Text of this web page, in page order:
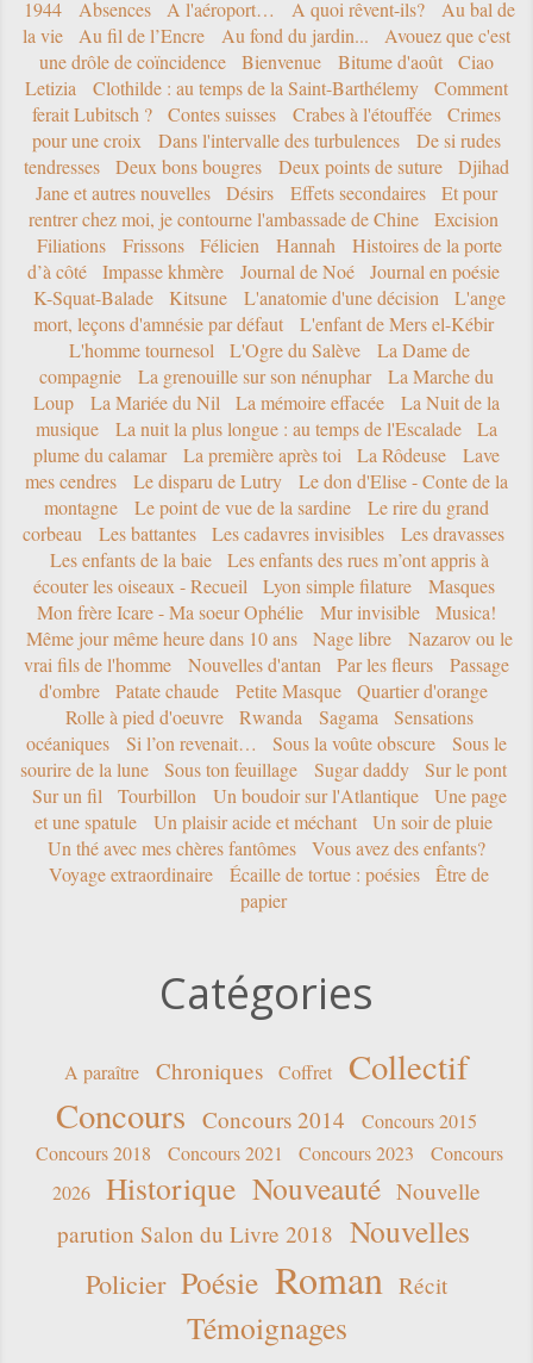
1944 Absences A l'aéroport… A quoi rêvent-ils?
Au bal de
la vie
Au fil de l’Encre Au fond du jardin...
Avouez que c'est
une drôle de coïncidence
Bienvenue Bitume d'août
Ciao
Letizia
Clothilde : au temps de la Saint-Barthélemy
Comment
ferait Lubitsch ?
Contes suisses Crabes à l'étouffée
Crimes
pour une croix
Dans l'intervalle des turbulences
De si rudes
tendresses
Deux bons bougres Deux points de suture
Djihad
Jane et autres nouvelles
Désirs Effets secondaires
Et pour
rentrer chez moi, je contourne l'ambassade de Chine
Excision
Filiations
Frissons Félicien Hannah
Histoires de la porte
d’à côté
Impasse khmère Journal de Noé
Journal en poésie
K-Squat-Balade
Kitsune L'anatomie d'une décision
L'ange
mort, leçons d'amnésie par défaut
L'enfant de Mers el-Kébir
L'homme tournesol
L'Ogre du Salève
La Dame de
compagnie
La grenouille sur son nénuphar
La Marche du
Loup
La Mariée du Nil La mémoire effacée
La Nuit de la
musique
La nuit la plus longue : au temps de l'Escalade
La
plume du calamar
La première après toi La Rôdeuse
Lave
mes cendres
Le disparu de Lutry
Le don d'Elise - Conte de la
montagne
Le point de vue de la sardine
Le rire du grand
corbeau
Les battantes Les cadavres invisibles
Les dravasses
Les enfants de la baie
Les enfants des rues m’ont appris à
écouter les oiseaux - Recueil
Lyon simple filature
Masques
Mon frère Icare - Ma soeur Ophélie
Mur invisible
Musica!
Même jour même heure dans 10 ans
Nage libre
Nazarov ou le
vrai fils de l'homme
Nouvelles d'antan Par les fleurs
Passage
d'ombre
Patate chaude Petite Masque
Quartier d'orange
Rolle à pied d'oeuvre
Rwanda Sagama
Sensations
océaniques
Si l’on revenait… Sous la voûte obscure
Sous le
sourire de la lune
Sous ton feuillage Sugar daddy
Sur le pont
Sur un fil
Tourbillon Un boudoir sur l'Atlantique
Une page
et une spatule
Un plaisir acide et méchant
Un soir de pluie
Un thé avec mes chères fantômes
Vous avez des enfants?
Voyage extraordinaire
Écaille de tortue : poésies
Être de
papier
Catégories
A paraître Chroniques Coffret
Collectif
Concours Concours 2014
Concours 2015
Concours 2018
Concours 2021 Concours 2023
Concours
2026
Historique Nouveauté Nouvelle
parution Salon du Livre 2018 Nouvelles
Policier Poésie Roman Récit
Témoignages